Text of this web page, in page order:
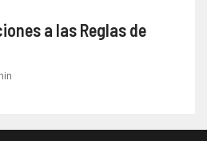
a las Reglas de